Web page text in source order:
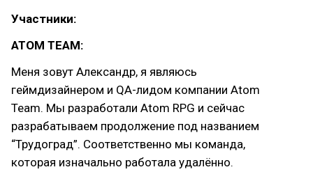
Участники:
ATOM TEAM:
Меня зовут Александр, я являюсь
геймдизайнером и QA-лидом компании Atom
Team. Мы разработали Atom RPG и сейчас
разрабатываем продолжение под названием
“Трудоград”. Соответственно мы команда,
которая изначально работала удалённо.